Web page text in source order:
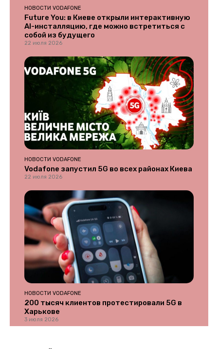
НОВОСТИ VODAFONE
Future You: в Киеве открыли интерактивную
AI-инсталляцию, где можно встретиться с
собой из будущего
22 июля 2026
НОВОСТИ VODAFONE
Vodafone запустил 5G во всех районах Киева
22 июля 2026
НОВОСТИ VODAFONE
200 тысяч клиентов протестировали 5G в
Харькове
3 июля 2026